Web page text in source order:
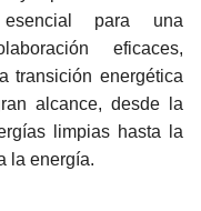
esencial para una
eficaces,
transición energética
alcance, desde la
limpias hasta la
la energía.